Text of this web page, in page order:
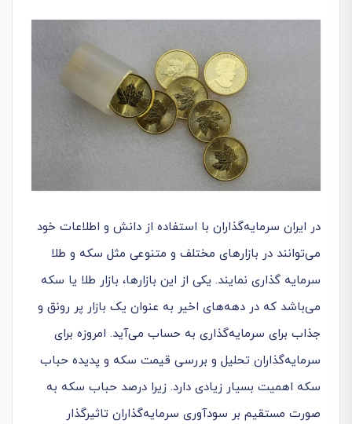
در ایران سرمایه‌گذاران با استفاده از دانش و اطلاعات خود
می‌توانند در بازار‌های مختلف و متنوعی مثل سکه و طلا
سرمایه گذاری نمایند. یکی از این بازارها، بازار طلا یا سکه
می‌باشد که در دهه‌های اخیر به عنوان یک بازار پر رونق و
جذاب برای سرمایه‌گذاری به حساب می‌آید. امروزه برای
سرمایه‌گذاران تحلیل و بررسی قیمت سکه و پدیده حباب
سکه اهمیت بسیار زیادی دارد. زیرا درصد حباب سکه به
صورت مستقیم بر سودآوری سرمایه‌گذاران تاثیرگذار